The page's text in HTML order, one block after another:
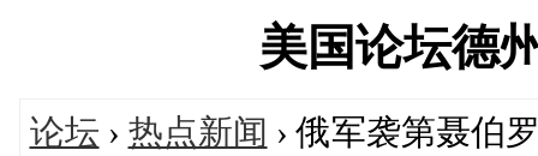
美国论坛德
论坛 › 热点新闻 › 俄军袭第聂伯